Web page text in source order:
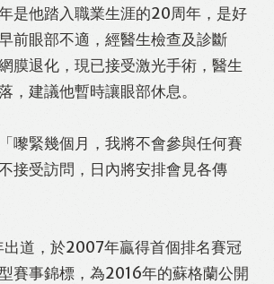
Facebook Twitter Line
是他踏入職業生涯的20周年，是好
前眼部不適，經醫生檢查及診斷
膜退化，現已接受激光手術，醫生
，建議他暫時讓眼部休息。
嚟緊幾個月，我將不會參與任何賽
接受訪問，日內將安排會見各傳
道，於2007年贏得首個排名賽冠
賽事錦標，為2016年的蘇格蘭公開